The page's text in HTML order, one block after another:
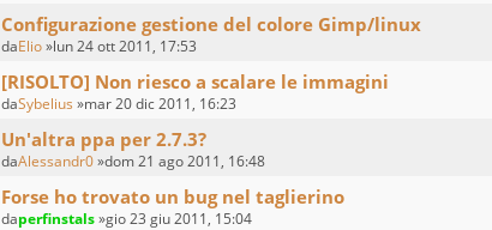
Configurazione gestione del colore Gimp/linux
daElio»lun 24 ott 2011, 17:53
[RISOLTO] Non riesco a scalare le immagini
daSybelius »mar 20 dic 2011, 16:23
Un'altra ppa per 2.7.3?
daAlessandr0»dom 21 ago 2011, 16:48
Forse ho trovato un bug nel taglierino
daperfinstals»gio 23 giu 2011, 15:04